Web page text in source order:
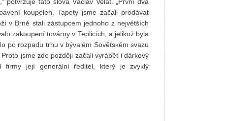
koupelen. Tapety jsme začali prodávat
v Brně stali zástupcem jednoho z největších
zakoupení továrny v Teplicích, a jelikož byla
po rozpadu trhu v bývalém Sovětském svazu
jsme zde později začali vyrábět i dárkový
firmy její generální ředitel, který je zvyklý